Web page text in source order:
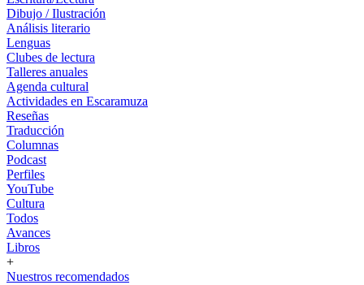
Dibujo / Ilustración
Análisis literario
Lenguas
Clubes de lectura
Talleres anuales
Agenda cultural
Actividades en Escaramuza
Reseñas
Traducción
Columnas
Podcast
Perfiles
YouTube
Cultura
Todos
Avances
Libros
+
Nuestros recomendados